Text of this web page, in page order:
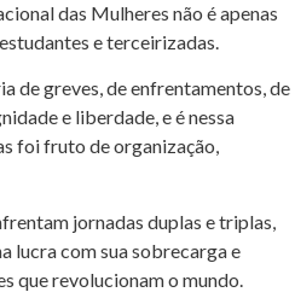
das Mulheres não é apenas
e terceirizadas.
de greves, de enfrentamentos, de
e liberdade, e é nessa
foi fruto de organização,
jornadas duplas e triplas,
lucra com sua sobrecarga e
que revolucionam o mundo.